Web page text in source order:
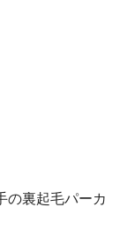
の裏起毛パーカ